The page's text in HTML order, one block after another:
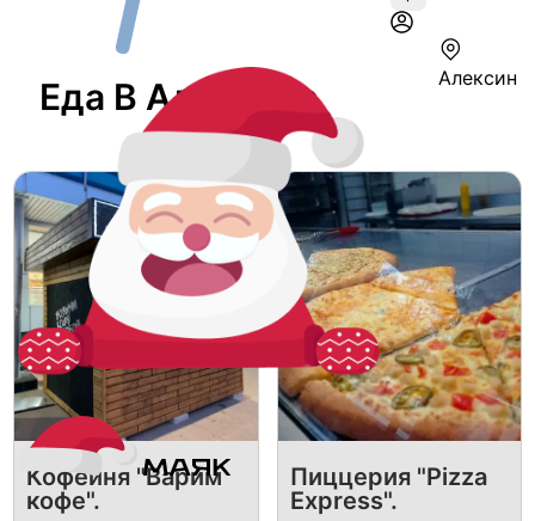
Алексин
Еда В Алексине
Кофейня "Варим
кофе".
Пиццерия "Pizza
Express".